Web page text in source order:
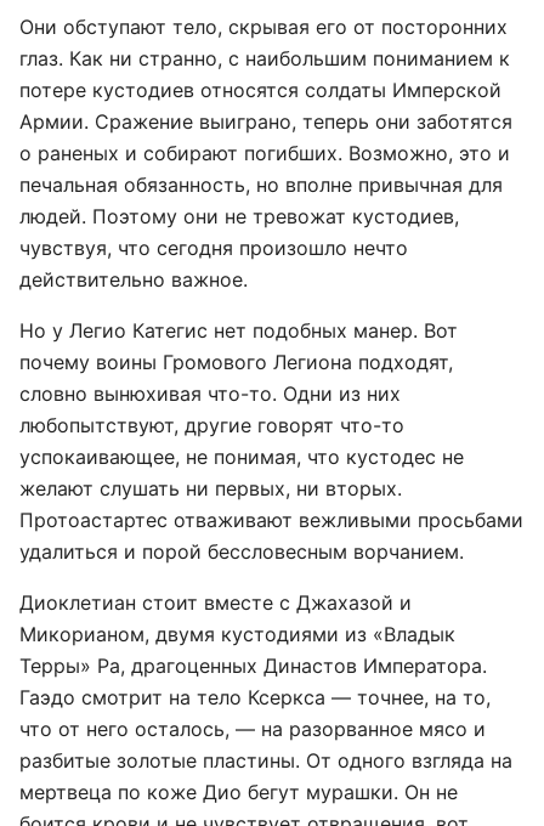
Они обступают тело, скрывая его от посторонних
глаз. Как ни странно, с наибольшим пониманием к
потере кустодиев относятся солдаты Имперской
Армии. Сражение выиграно, теперь они заботятся
о раненых и собирают погибших. Возможно, это и
печальная обязанность, но вполне привычная для
людей. Поэтому они не тревожат кустодиев,
чувствуя, что сегодня произошло нечто
действительно важное.
Но у Легио Категис нет подобных манер. Вот
почему воины Громового Легиона подходят,
словно вынюхивая что-то. Одни из них
любопытствуют, другие говорят что-то
успокаивающее, не понимая, что кустодес не
желают слушать ни первых, ни вторых.
Протоастартес отваживают вежливыми просьбами
удалиться и порой бессловесным ворчанием.
Диоклетиан стоит вместе с Джахазой и
Микорианом, двумя кустодиями из «Владык
Терры» Ра, драгоценных Династов Императора.
Гаэдо смотрит на тело Ксеркса — точнее, на то,
что от него осталось, — на разорванное мясо и
разбитые золотые пластины. От одного взгляда на
мертвеца по коже Дио бегут мурашки. Он не